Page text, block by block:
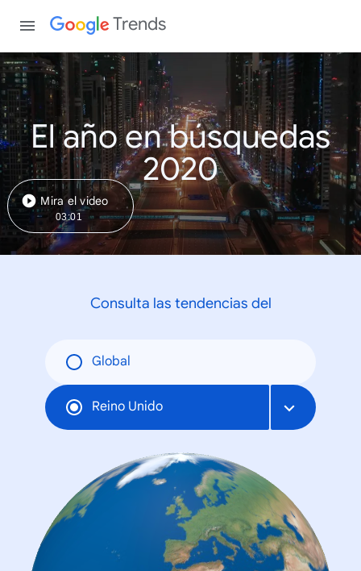
Trends
El año en búsquedas
2020
Mira el video
03:01
Consulta las tendencias del
Global
Reino Unido